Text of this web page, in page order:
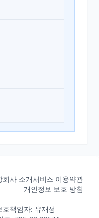
회사 소개서비스 이용약관
개인정보 보호 방침
책임자: 유재성